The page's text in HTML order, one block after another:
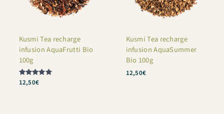
Kusmi Tea recharge
infusion AquaFrutti Bio
100g
Note
12,50€
Kusmi Tea recharge
infusion AquaSummer
Bio 100g
12,50€